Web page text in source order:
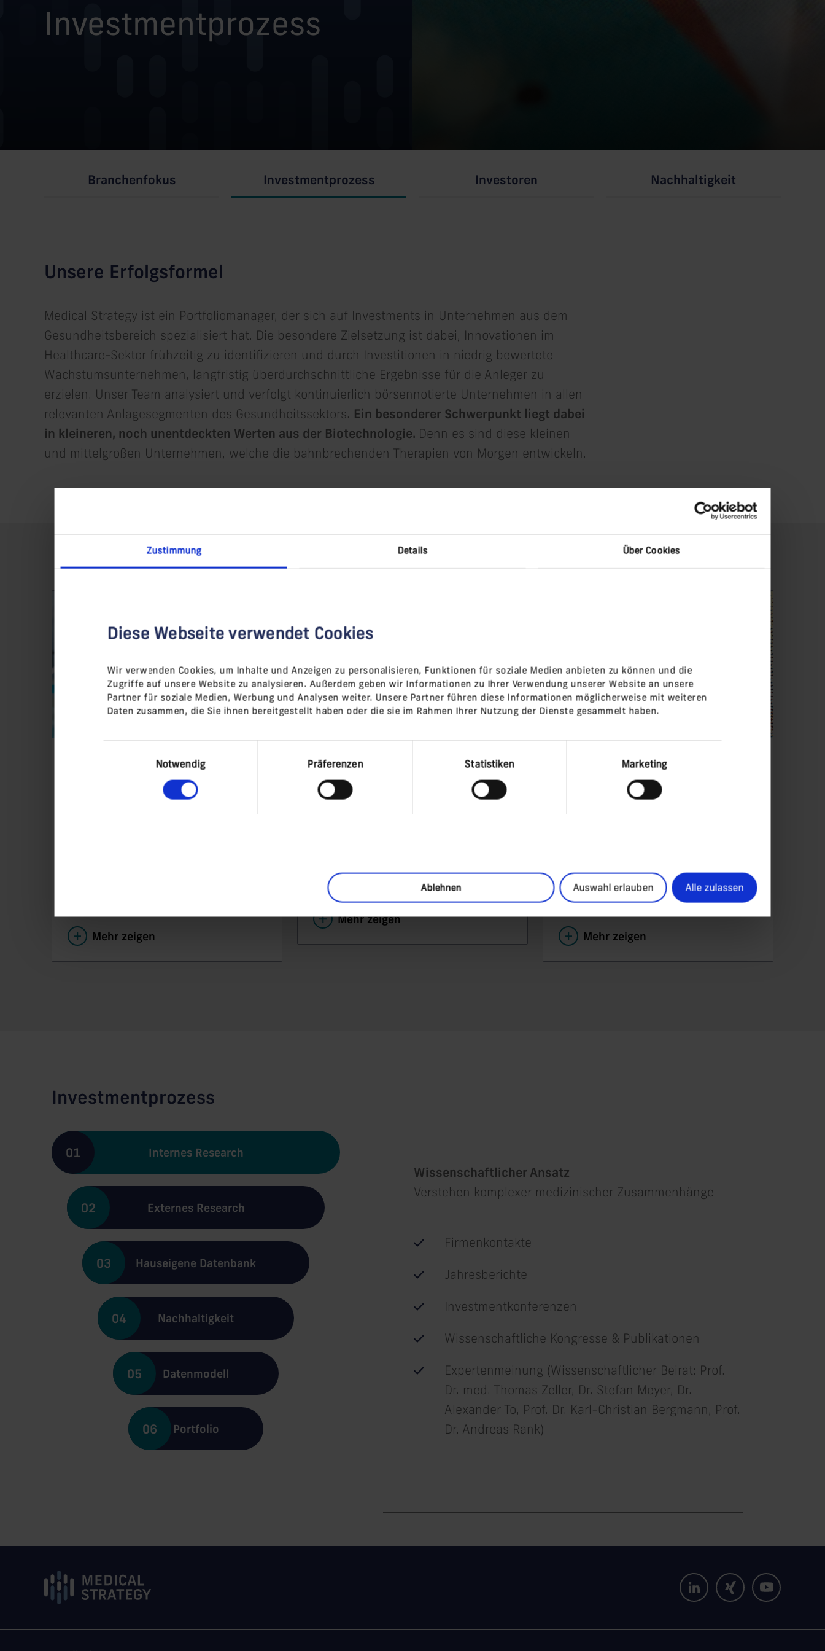
Zustimmung Details Über Cookies
Diese Webseite verwendet Cookies
Wir verwenden Cookies, um Inhalte und Anzeigen zu personalisieren, Funktionen für soziale Medien anbieten zu können und die
Zugriffe auf unsere Website zu analysieren. Außerdem geben wir Informationen zu Ihrer Verwendung unserer Website an unsere
Partner für soziale Medien, Werbung und Analysen weiter. Unsere Partner führen diese Informationen möglicherweise mit weiteren
Daten zusammen, die Sie ihnen bereitgestellt haben oder die sie im Rahmen Ihrer Nutzung der Dienste gesammelt haben.
Notwendig
Präferenzen Statistiken Marketing
Ablehnen Auswahl erlauben Alle zulassen
Investmentprozess
Branchenfokus Investmentprozess Investoren Nachhaltigkeit
Unsere Erfolgsformel
Medical Strategy ist ein Portfoliomanager, der sich auf Investments in Unternehmen aus dem
Gesundheitsbereich spezialisiert hat. Die besondere Zielsetzung ist dabei, Innovationen im
Healthcare-Sektor frühzeitig zu identifizieren und durch Investitionen in niedrig bewertete
Wachstumsunternehmen, langfristig überdurchschnittliche Ergebnisse für die Anleger zu
erzielen. Unser Team analysiert und verfolgt kontinuierlich börsennotierte Unternehmen in allen
relevanten Anlagesegmenten des Gesundheitssektors. Ein besonderer Schwerpunkt liegt dabei
in kleineren, noch unentdeckten Werten aus der Biotechnologie. Denn es sind diese kleinen
und mittelgroßen Unternehmen, welche die bahnbrechenden Therapien von Morgen entwickeln.
Innovative Small & Mid Caps
Mehr zeigen
Wissenschaftlicher Ansatz
Mehr zeigen
Strategisch
Mehr zeigen
Investmentprozess
01 Internes Research
02 Externes Research
03 Hauseigene Datenbank
04 Nachhaltigkeit
05 Datenmodell
06 Portfolio
Wissenschaftlicher Ansatz
Verstehen komplexer medizinischer Zusammenhänge
Firmenkontakte
Jahresberichte
Investmentkonferenzen
Wissenschaftliche Kongresse & Publikationen
Expertenmeinung (Wissenschaftlicher Beirat: Prof.
Dr. med. Thomas Zeller, Dr. Stefan Meyer, Dr.
Alexander To, Prof. Dr. Karl-Christian Bergmann, Prof.
Dr. Andreas Rank)